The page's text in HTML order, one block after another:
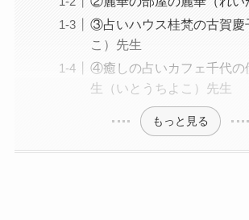
③占いハウス桂梵の古賀慶
こ）先生
④癒しの占いカフェ千代の
生（いとうちよこ）先生
もっと見る